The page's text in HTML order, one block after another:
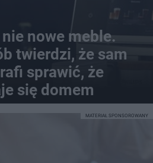
nowe meble.
twierdzi, że sam
sprawić, że
się domem
MATERIAŁ SPONSOROWANY